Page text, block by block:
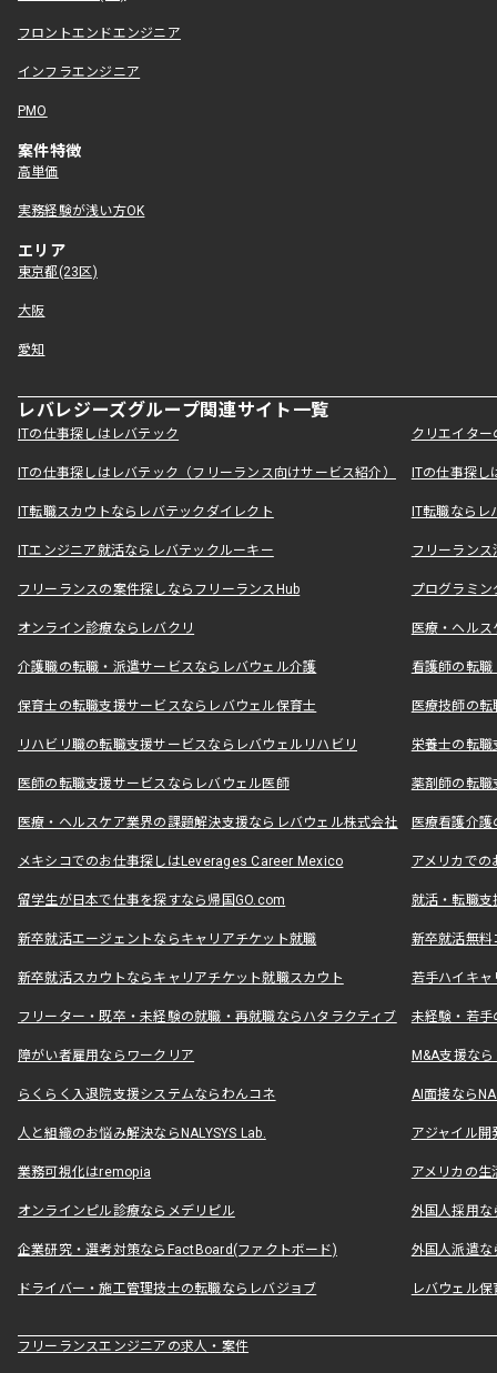
フロントエンドエンジニア
インフラエンジニア
PMO
案件特徴
高単価
実務経験が浅い方OK
エリア
東京都(23区)
大阪
愛知
レバレジーズグループ関連サイト一覧
ITの仕事探しはレバテック クリエイタ
ITの仕事探しはレバテック（フリーランス向けサービス紹介） ITの仕事探
IT転職スカウトならレバテックダイレクト IT転職なら
ITエンジニア就活ならレバテックルーキー フリーラン
フリーランスの案件探しならフリーランスHub プログラミ
オンライン診療ならレバクリ 医療・ヘル
介護職の転職・派遣サービスならレバウェル介護 看護師の転
保育士の転職支援サービスならレバウェル保育士 医療技師の
リハビリ職の転職支援サービスならレバウェルリハビリ 栄養士の転
医師の転職支援サービスならレバウェル医師 薬剤師の転
医療・ヘルスケア業界の課題解決支援ならレバウェル株式会社 医療看護介
メキシコでのお仕事探しはLeverages Career Mexico アメリカで
留学生が日本で仕事を探すなら帰国GO.com 就活・転職
新卒就活エージェントならキャリアチケット就職 新卒就活無料
新卒就活スカウトならキャリアチケット就職スカウト 若手ハイキ
フリーター・既卒・未経験の就職・再就職ならハタラクティブ 未経験・若手
障がい者雇用ならワークリア M&A支援な
らくらく入退院支援システムならわんコネ AI面接なら
人と組織のお悩み解決ならNALYSYS Lab. アジャイル
業務可視化はremopia アメリカの
オンラインピル診療ならメデリピル 外国人採用
企業研究・選考対策ならFactBoard(ファクトボード) 外国人派遣な
ドライバー・施工管理技士の転職ならレバジョブ レバウェル
フリーランスエンジニアの求人・案件